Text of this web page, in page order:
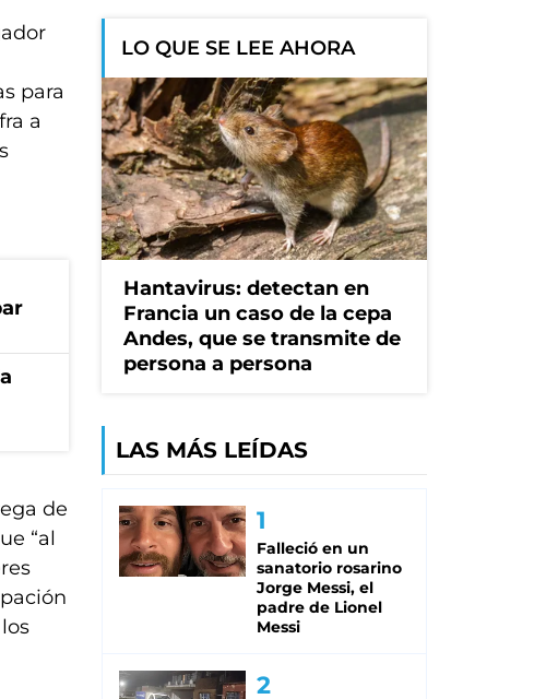
para
a
de
“al
LO QUE SE LEE AHORA
Hantavirus: detectan en
Francia un caso de la cepa
Andes, que se transmite de
persona a persona
LAS MÁS LEÍDAS
Falleció en un
sanatorio rosarino
Jorge Messi, el
padre de Lionel
Messi